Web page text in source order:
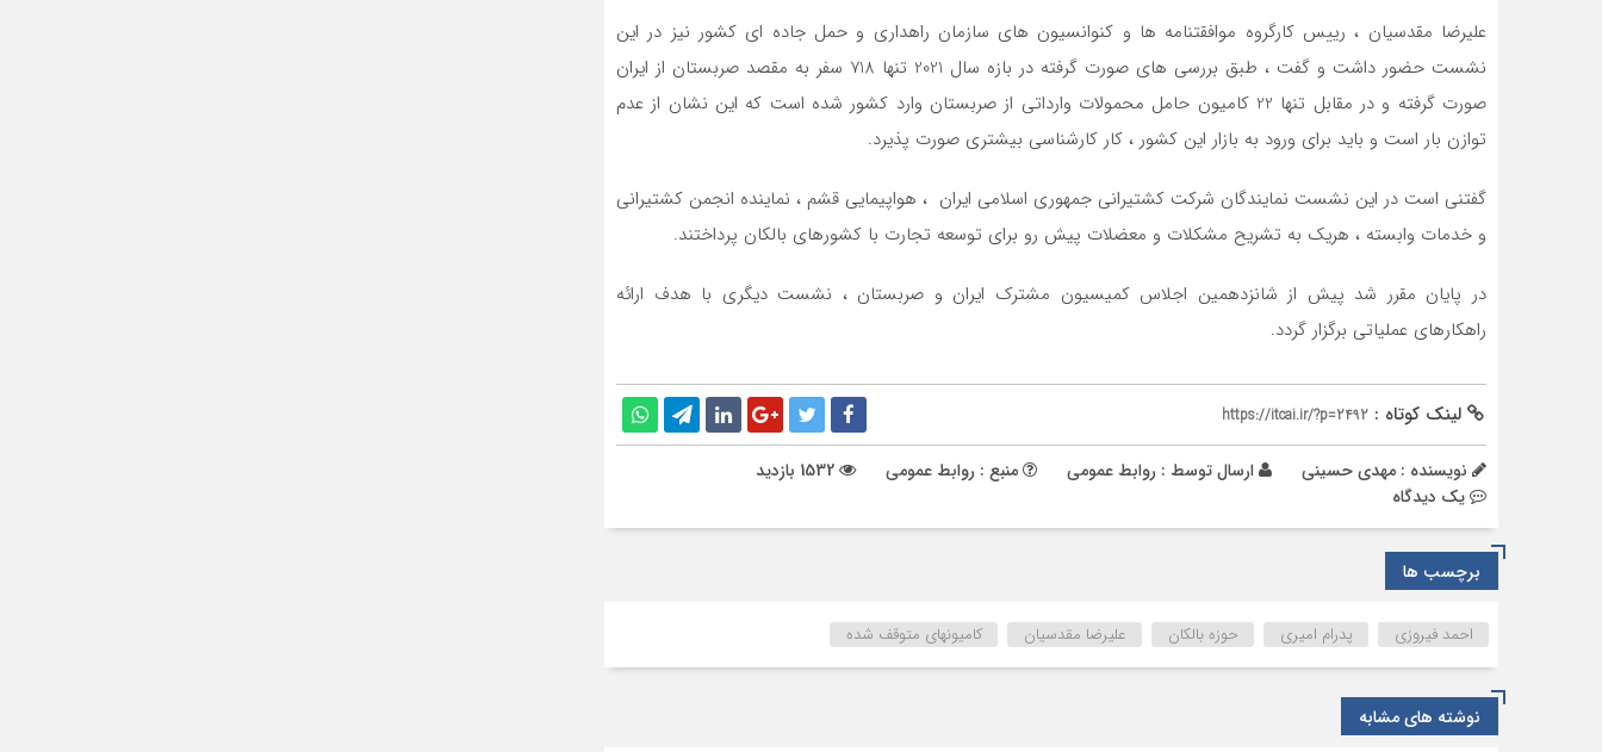
علیرضا مقدسیان ، رییس کارگروه موافقتنامه ها و کنوانسیون های سازمان راهداری و حمل جاده ای کشور نیز در این
نشست حضور داشت و گفت ، طبق بررسی های صورت گرفته در بازه سال 2021 تنها 718 سفر به مقصد صربستان از ایران
صورت گرفته و در مقابل تنها 22 کامیون حامل محمولات وارداتی از صربستان وارد کشور شده است که این نشان از عدم
توازن بار است و باید برای ورود به بازار این کشور ، کار کارشناسی بیشتری صورت پذیرد.
گفتنی است در این نشست نمایندگان شرکت کشتیرانی جمهوری اسلامی ایران ، هواپیمایی قشم ، نماینده انجمن کشتیرانی
و خدمات وابسته ، هریک به تشریح مشکلات و معضلات پیش رو برای توسعه تجارت با کشورهای بالکان پرداختند.
در پایان مقرر شد پیش از شانزدهمین اجلاس کمیسیون مشترک ایران و صربستان ، نشست دیگری با هدف ارائه
راهکارهای عملیاتی برگزار گردد.
لینک کوتاه : https://itcai.ir/?p=2492
نویسنده : مهدی حسینی ارسال توسط : روابط عمومی منبع : روابط عمومی
يک دیدگاه
برچسب ها
احمد فیروزی پدرام امیری حوزه بالکان علیرضا مقدسیان کامیونهای متوقف شده
نوشته های مشابه